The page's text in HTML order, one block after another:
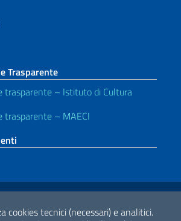
cookies tecnici (necessari) e analitici.
Trasparente
trasparente – Istituto di Cultura
trasparente – MAECI